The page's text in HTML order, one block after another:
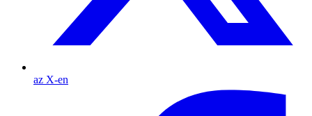
az X-en